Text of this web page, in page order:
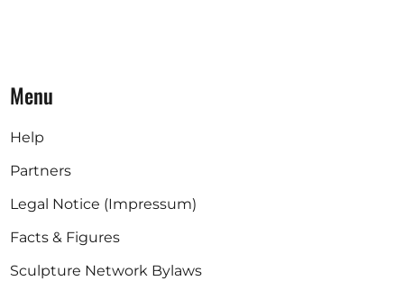
Menu
Help
Partners
Legal Notice (Impressum)
Facts & Figures
Sculpture Network Bylaws